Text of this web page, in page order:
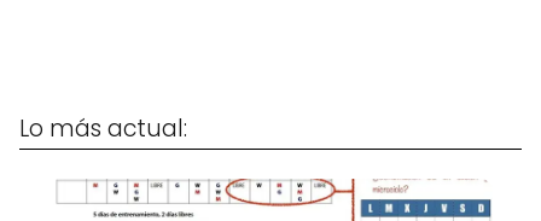
Lo más actual: